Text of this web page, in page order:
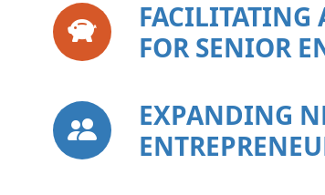
FACILITATING
FOR SENIOR
EXPANDING